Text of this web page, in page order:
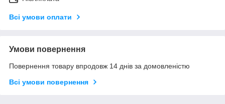
Всі умови оплати
Умови повернення
Повернення товару впродовж 14 днів за домовленістю
Всі умови повернення